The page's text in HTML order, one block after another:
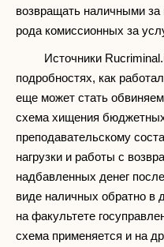
возвращать наличными
рода комиссионных за
Источники
подробностях, как
еще может стать
схема хищения
преподавательскому
нагрузки и работы с
надбавленных денег
виде наличных обратно в
на факультете
схема применяется и на